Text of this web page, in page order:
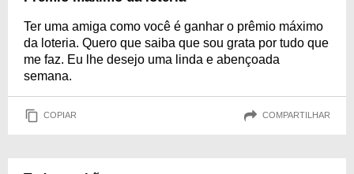
Ter uma amiga como você é ganhar o prêmio máximo
da loteria. Quero que saiba que sou grata por tudo que
me faz. Eu lhe desejo uma linda e abençoada
semana.
COPIAR COMPARTILHAR